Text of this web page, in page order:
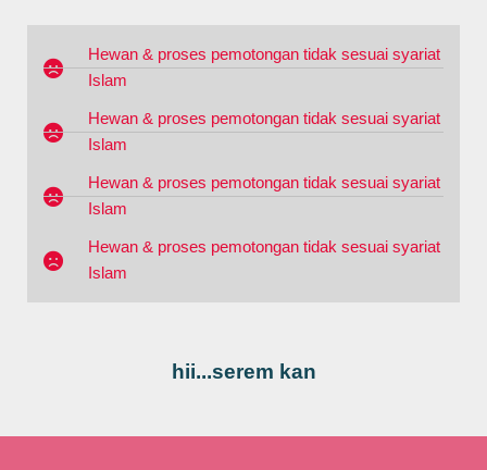
Hewan & proses pemotongan tidak sesuai syariat
Islam
Hewan & proses pemotongan tidak sesuai syariat
Islam
Hewan & proses pemotongan tidak sesuai syariat
Islam
Hewan & proses pemotongan tidak sesuai syariat
Islam
hii...serem kan